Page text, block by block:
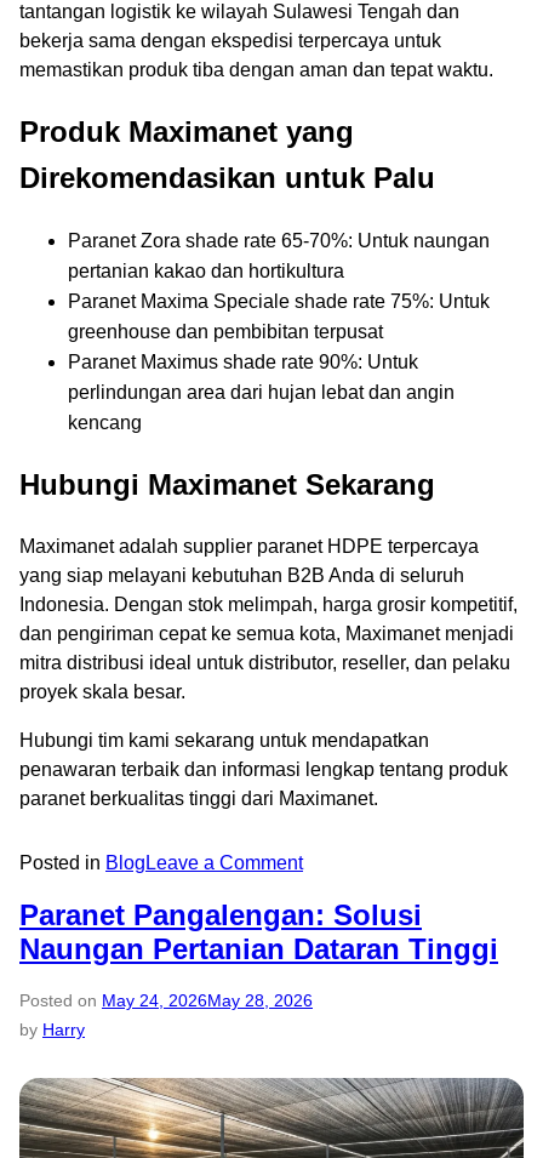
tantangan logistik ke wilayah Sulawesi Tengah dan
bekerja sama dengan ekspedisi terpercaya untuk
memastikan produk tiba dengan aman dan tepat waktu.
Produk Maximanet yang
Direkomendasikan untuk Palu
Paranet Zora shade rate 65-70%: Untuk naungan
pertanian kakao dan hortikultura
Paranet Maxima Speciale shade rate 75%: Untuk
greenhouse dan pembibitan terpusat
Paranet Maximus shade rate 90%: Untuk
perlindungan area dari hujan lebat dan angin
kencang
Hubungi Maximanet Sekarang
Maximanet adalah supplier paranet HDPE terpercaya
yang siap melayani kebutuhan B2B Anda di seluruh
Indonesia. Dengan stok melimpah, harga grosir kompetitif,
dan pengiriman cepat ke semua kota, Maximanet menjadi
mitra distribusi ideal untuk distributor, reseller, dan pelaku
proyek skala besar.
Hubungi tim kami sekarang untuk mendapatkan
penawaran terbaik dan informasi lengkap tentang produk
paranet berkualitas tinggi dari Maximanet.
Posted in Blog Leave a Comment
Paranet Pangalengan: Solusi
Naungan Pertanian Dataran Tinggi
Posted on May 24, 2026May 28, 2026
by Harry